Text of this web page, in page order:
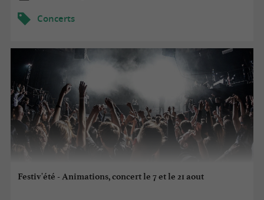
Concerts
Festiv'été - Animations, concert le 7 et le 21 aout